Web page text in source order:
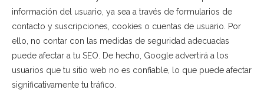
información del usuario, ya sea a través de formularios de
contacto y suscripciones, cookies o cuentas de usuario. Por
ello, no contar con las medidas de seguridad adecuadas
puede afectar a tu SEO. De hecho, Google advertirá a los
usuarios que tu sitio web no es confiable, lo que puede afectar
significativamente tu tráfico.